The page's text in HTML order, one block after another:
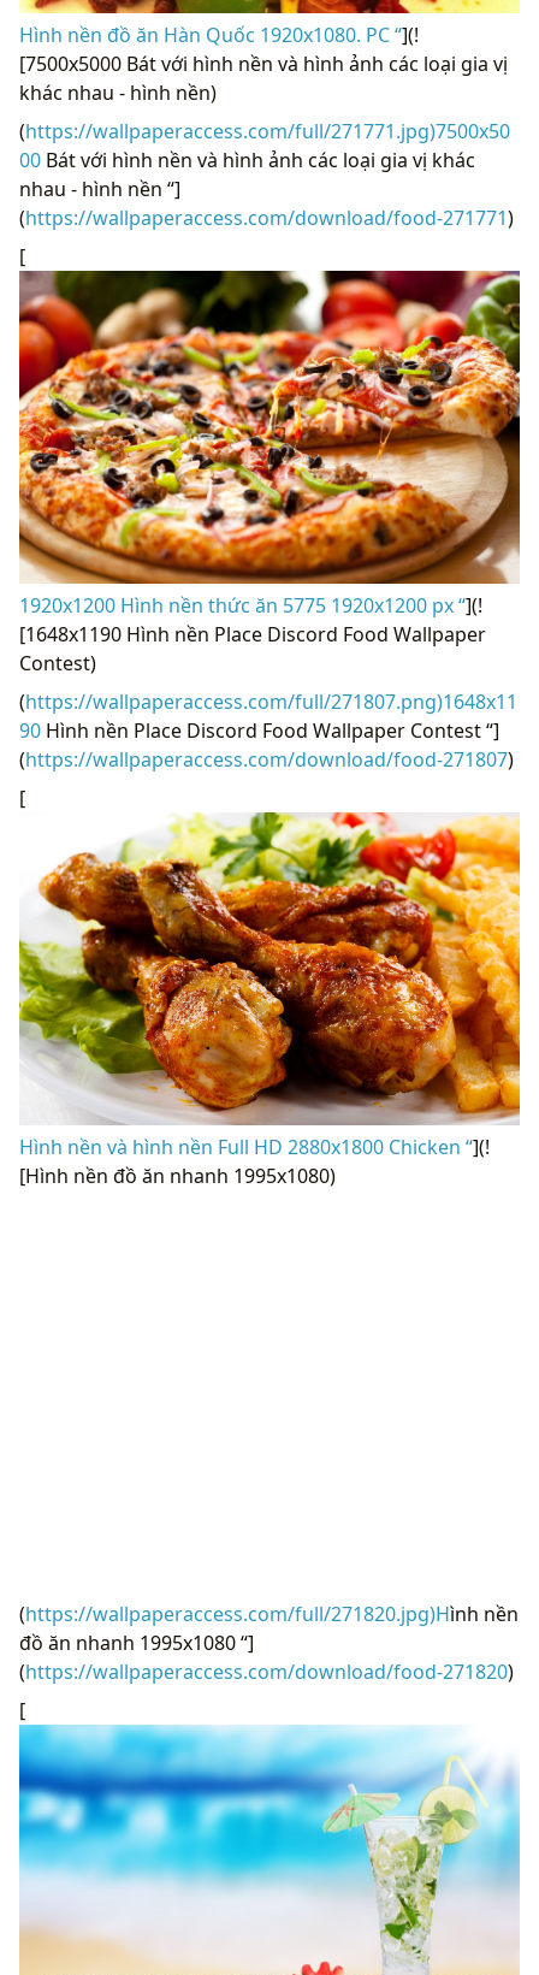
Hình nền đồ ăn Hàn Quốc 1920x1080. PC “](!
[7500x5000 Bát với hình nền và hình ảnh các loại gia vị
khác nhau - hình nền)
(https://wallpaperaccess.com/full/271771.jpg)7500x50
00 Bát với hình nền và hình ảnh các loại gia vị khác
nhau - hình nền “]
(https://wallpaperaccess.com/download/food-271771)
[
1920x1200 Hình nền thức ăn 5775 1920x1200 px “](!
[1648x1190 Hình nền Place Discord Food Wallpaper
Contest)
(https://wallpaperaccess.com/full/271807.png)1648x11
90 Hình nền Place Discord Food Wallpaper Contest “]
(https://wallpaperaccess.com/download/food-271807)
[
Hình nền và hình nền Full HD 2880x1800 Chicken “](!
[Hình nền đồ ăn nhanh 1995x1080)
(https://wallpaperaccess.com/full/271820.jpg)Hình nền
đồ ăn nhanh 1995x1080 “]
(https://wallpaperaccess.com/download/food-271820)
[